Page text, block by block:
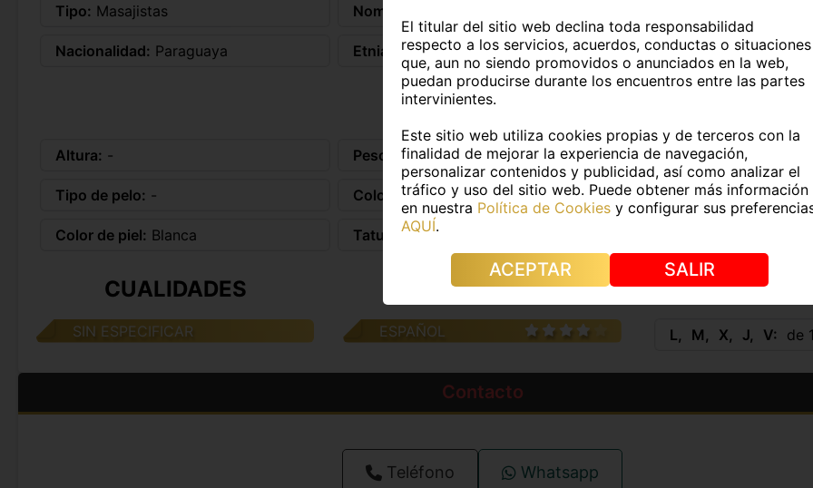
Tipo: Masajistas Nombre:
Nacionalidad: Paraguaya Etnia: - Fumador@: No
DATOS FÍSICOS
Altura: - Peso: - Medidas: -
Tipo de pelo: - Color de pelo: Castaño Color de ojos: Castaños
Color de piel: Blanca Tatuajes: No
CUALIDADES
SIN ESPECIFICAR
IDIOMAS
ESPAÑOL L M X J V de
Contacto
Teléfono Whatsapp
El titular del sitio web declina toda responsabilidad
respecto a los servicios, acuerdos, conductas o situaciones
que, aun no siendo promovidos o anunciados en la web,
puedan producirse durante los encuentros entre las partes
intervinientes.
Este sitio web utiliza cookies propias y de terceros con la
finalidad de mejorar la experiencia de navegación,
personalizar contenidos y publicidad, así como analizar el
tráfico y uso del sitio web. Puede obtener más información
en nuestra Política de Cookies y configurar sus
AQUÍ.
ACEPTAR SALIR